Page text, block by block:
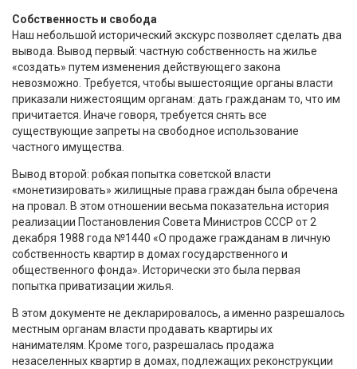
Собственность и свобода
Наш небольшой исторический экскурс позволяет сделать два
вывода. Вывод первый: частную собственность на жилье
«создать» путем изменения действующего закона
невозможно. Требуется, чтобы вышестоящие органы власти
приказали нижестоящим органам: дать гражданам то, что им
причитается. Иначе говоря, требуется снять все
существующие запреты на свободное использование
частного имущества.
Вывод второй: робкая попытка советской власти
«монетизировать» жилищные права граждан была обречена
на провал. В этом отношении весьма показательна история
реализации Постановления Совета Министров СССР от 2
декабря 1988 года №1440 «О продаже гражданам в личную
собственность квартир в домах государственного и
общественного фонда». Исторически это была первая
попытка приватизации жилья.
В этом документе не декларировалось, а именно разрешалось
местным органам власти продавать квартиры их
нанимателям. Кроме того, разрешалась продажа
незаселенных квартир в домах, подлежащих реконструкции